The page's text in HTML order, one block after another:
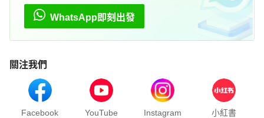
WhatsApp即刻出發
關注我們
Facebook YouTube Instagram 小紅書